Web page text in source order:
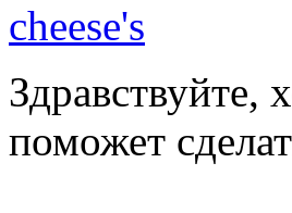
cheese's
Здравствуйте,
поможет